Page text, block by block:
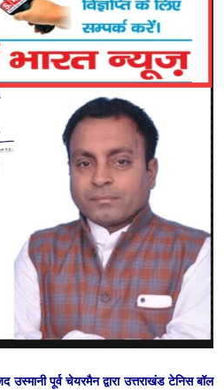
पूर्व चेयरमैन द्वारा उत्तराखंड टेनिस बॉल